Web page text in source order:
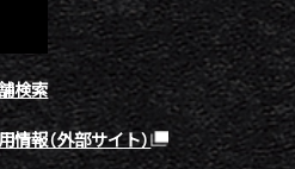
検索
情報（外部サイト）